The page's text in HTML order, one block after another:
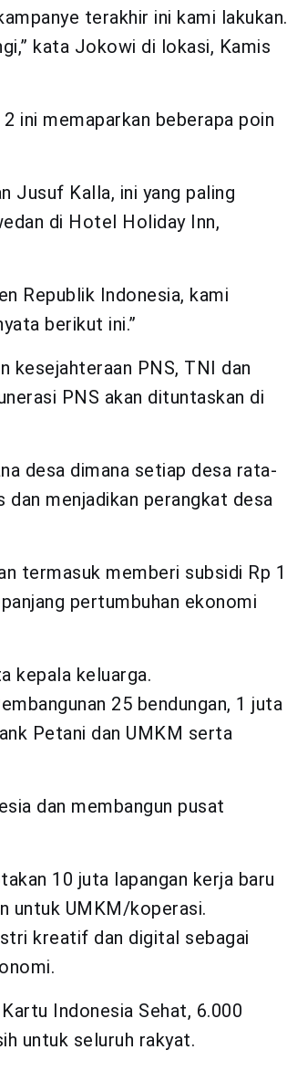
terakhir ini kami lakukan.
kata Jokowi di lokasi, Kamis
ini memaparkan beberapa poin
Jusuf Kalla, ini yang paling
di Hotel Holiday Inn,
Republik Indonesia, kami
berikut ini.”
kesejahteraan PNS, TNI dan
PNS akan dituntaskan di
desa dimana setiap desa rata-
menjadikan perangkat desa
termasuk memberi subsidi Rp 1
pertumbuhan ekonomi
kepala keluarga.
25 bendungan, 1 juta
Petani dan UMKM serta
dan membangun pusat
10 juta lapangan kerja baru
untuk UMKM/koperasi.
kreatif dan digital sebagai
Indonesia Sehat, 6.000
untuk seluruh rakyat.